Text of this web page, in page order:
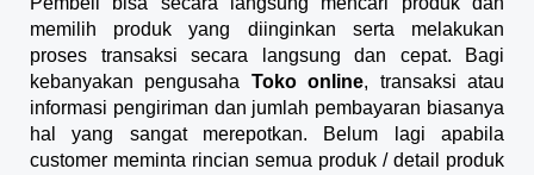
memilih produk yang diinginkan serta melakukan
proses transaksi secara langsung dan cepat. Bagi
kebanyakan pengusaha Toko online, transaksi atau
informasi pengiriman dan jumlah pembayaran biasanya
hal yang sangat merepotkan. Belum lagi apabila
customer meminta rincian semua produk / detail produk